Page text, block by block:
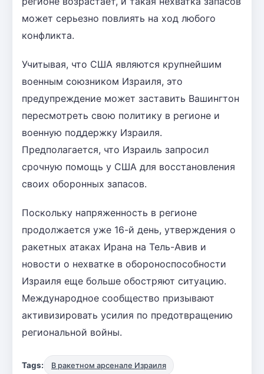
может серьезно повлиять на ход любого
конфликта.
Учитывая, что США являются крупнейшим
военным союзником Израиля, это
предупреждение может заставить Вашингтон
пересмотреть свою политику в регионе и
военную поддержку Израиля.
Предполагается, что Израиль запросил
срочную помощь у США для восстановления
своих оборонных запасов.
Поскольку напряженность в регионе
продолжается уже 16-й день, утверждения о
ракетных атаках Ирана на Тель-Авив и
новости о нехватке в обороноспособности
Израиля еще больше обостряют ситуацию.
Международное сообщество призывают
активизировать усилия по предотвращению
региональной войны.
Tags: В ракетном арсенале Израиля